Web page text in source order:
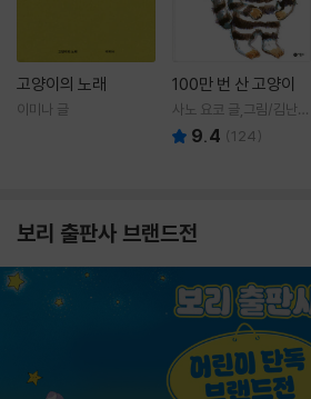
고양이의 노래
이미나 글
100만 번 산 고양이
사노 요코 글,그림/김난주
역 9.4 (124)
보리 출판사 브랜드전